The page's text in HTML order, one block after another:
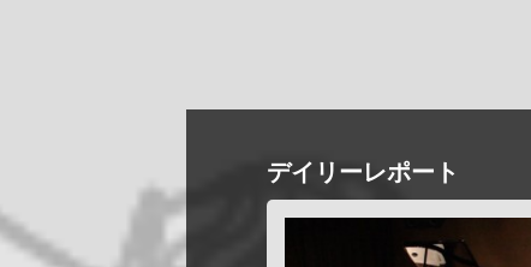
デイリーレポート